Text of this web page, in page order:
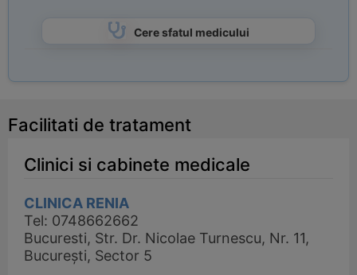
Cere sfatul medicului
Facilitati de tratament
Clinici si cabinete medicale
CLINICA RENIA
Tel: 0748662662
Bucuresti, Str. Dr. Nicolae Turnescu, Nr. 11,
București, Sector 5